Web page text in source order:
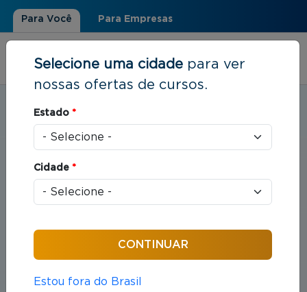
Para Você Para Empresas
Estudar em:Ribeirão Preto, SP
Você está aqui
Cursos em Direito
jurídicas que organizam as relações entre indivíduos
e sociedade.
Selecione uma cidade para ver
nossas ofertas de cursos.
Estado *
Cidade *
Estou fora do Brasil